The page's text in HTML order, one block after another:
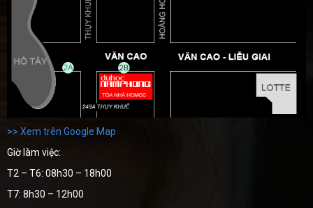
>> Xem trên Google Map
Giờ làm việc:
T2 – T6: 08h30 – 18h00
T7: 8h30 – 12h00